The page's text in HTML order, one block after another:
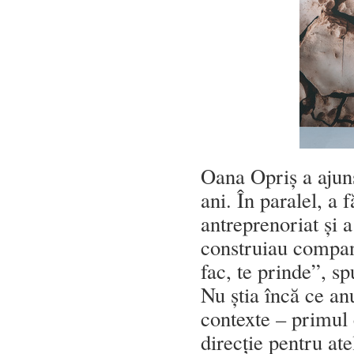
Oana Opriș a
ani. În paralel, a
antreprenoriat și
construiau
fac, te prinde”,
Nu știa încă ce
contexte – primul
direcție pentru